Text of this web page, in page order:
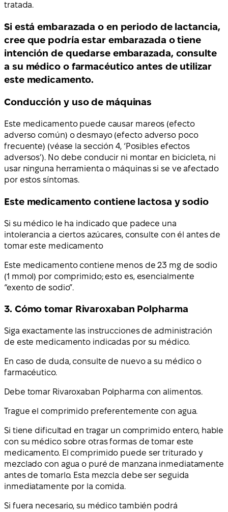
tratada.
Si está embarazada o en periodo de lactancia,
cree que podría estar embarazada o tiene
intención de quedarse embarazada, consulte
a su médico o farmacéutico antes de utilizar
este medicamento.
Conducción y uso de máquinas
Este medicamento puede causar mareos (efecto
adverso común) o desmayo (efecto adverso poco
frecuente) (véase la sección 4, ‘Posibles efectos
adversos’). No debe conducir ni montar en bicicleta, ni
usar ninguna herramienta o máquinas si se ve afectado
por estos síntomas.
Este medicamento contiene lactosa y sodio
Si su médico le ha indicado que padece una
intolerancia a ciertos azúcares, consulte con él antes de
tomar este medicamento
Este medicamento contiene menos de 23 mg de sodio
(1 mmol) por comprimido; esto es, esencialmente
“exento de sodio”.
3. Cómo tomar Rivaroxaban Polpharma
Siga exactamente las instrucciones de administración
de este medicamento indicadas por su médico.
En caso de duda, consulte de nuevo a su médico o
farmacéutico.
Debe tomar Rivaroxaban Polpharma con alimentos.
Trague el comprimido preferentemente con agua.
Si tiene dificultad en tragar un comprimido entero, hable
con su médico sobre otras formas de tomar este
medicamento. El comprimido puede ser triturado y
mezclado con agua o puré de manzana inmediatamente
antes de tomarlo. Esta mezcla debe ser seguida
inmediatamente por la comida.
Si fuera necesario, su médico también podrá